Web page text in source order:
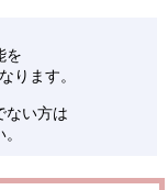
を
ります。
ない方は